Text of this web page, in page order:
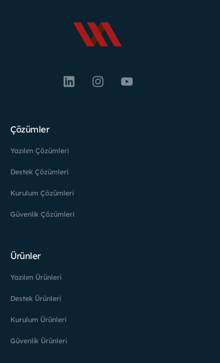
Çözümler
Yazılım Çözümleri
Destek Çözümleri
Kurulum Çözümleri
Güvenlik Çözümleri
Ürünler
Yazılım Ürünleri
Destek Ürünleri
Kurulum Ürünleri
Güvenlik Ürünleri